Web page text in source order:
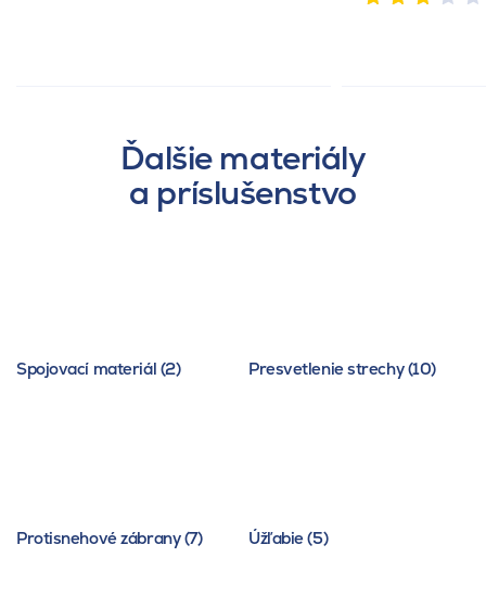
Ďalšie materiály
a príslušenstvo
Spojovací materiál (2) Presvetlenie strechy (10)
Protisnehové zábrany (7) Úžľabie (5)